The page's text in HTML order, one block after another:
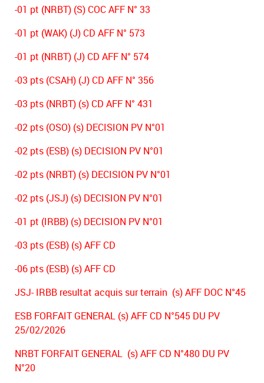
-01 pt (NRBT) (S) COC AFF N° 33
-01 pt (WAK) (J) CD AFF N° 573
-01 pt (NRBT) (J) CD AFF N° 574
-03 pts (CSAH) (J) CD AFF N° 356
-03 pts (NRBT) (s) CD AFF N° 431
-02 pts (OSO) (s) DECISION PV N°01
-02 pts (ESB) (s) DECISION PV N°01
-02 pts (NRBT) (s) DECISION PV N°01
-02 pts (JSJ) (s) DECISION PV N°01
-01 pt (IRBB) (s) DECISION PV N°01
-03 pts (ESB) (s) AFF CD
-06 pts (ESB) (s) AFF CD
JSJ- IRBB resultat acquis sur terrain (s) AFF DOC N°45
ESB FORFAIT GENERAL (s) AFF CD N°545 DU PV
25/02/2026
NRBT FORFAIT GENERAL (s) AFF CD N°480 DU PV
N°20